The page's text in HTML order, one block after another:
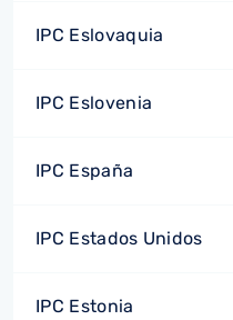
IPC Eslovaquia
IPC Eslovenia
IPC España
IPC Estados Unidos
IPC Estonia